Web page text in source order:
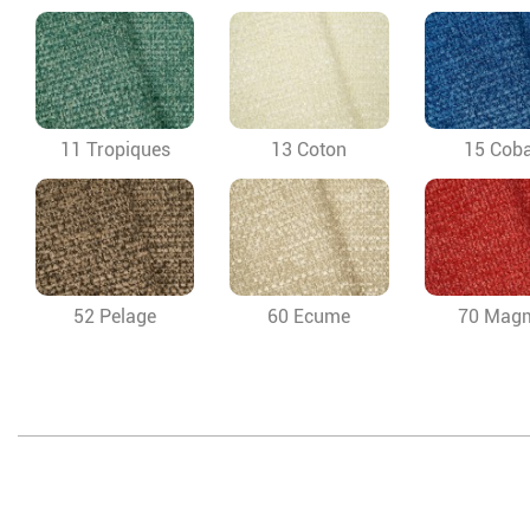
11 Tropiques 13 Coton 15
52 Pelage 60 Ecume 70